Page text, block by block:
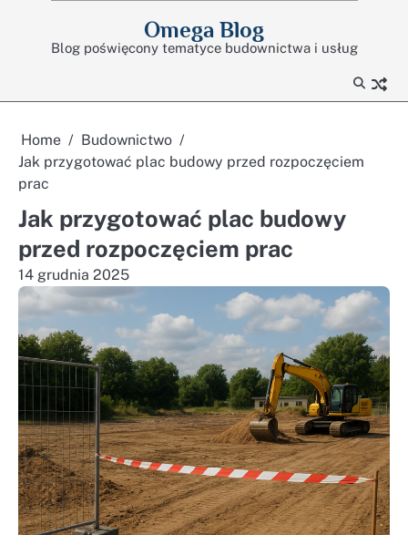
Omega Blog
Blog poświęcony tematyce budownictwa i usług
Home
Budownictwo
Jak przygotować plac budowy przed rozpoczęciem
prac
Jak przygotować plac budowy
przed rozpoczęciem prac
14 grudnia 2025